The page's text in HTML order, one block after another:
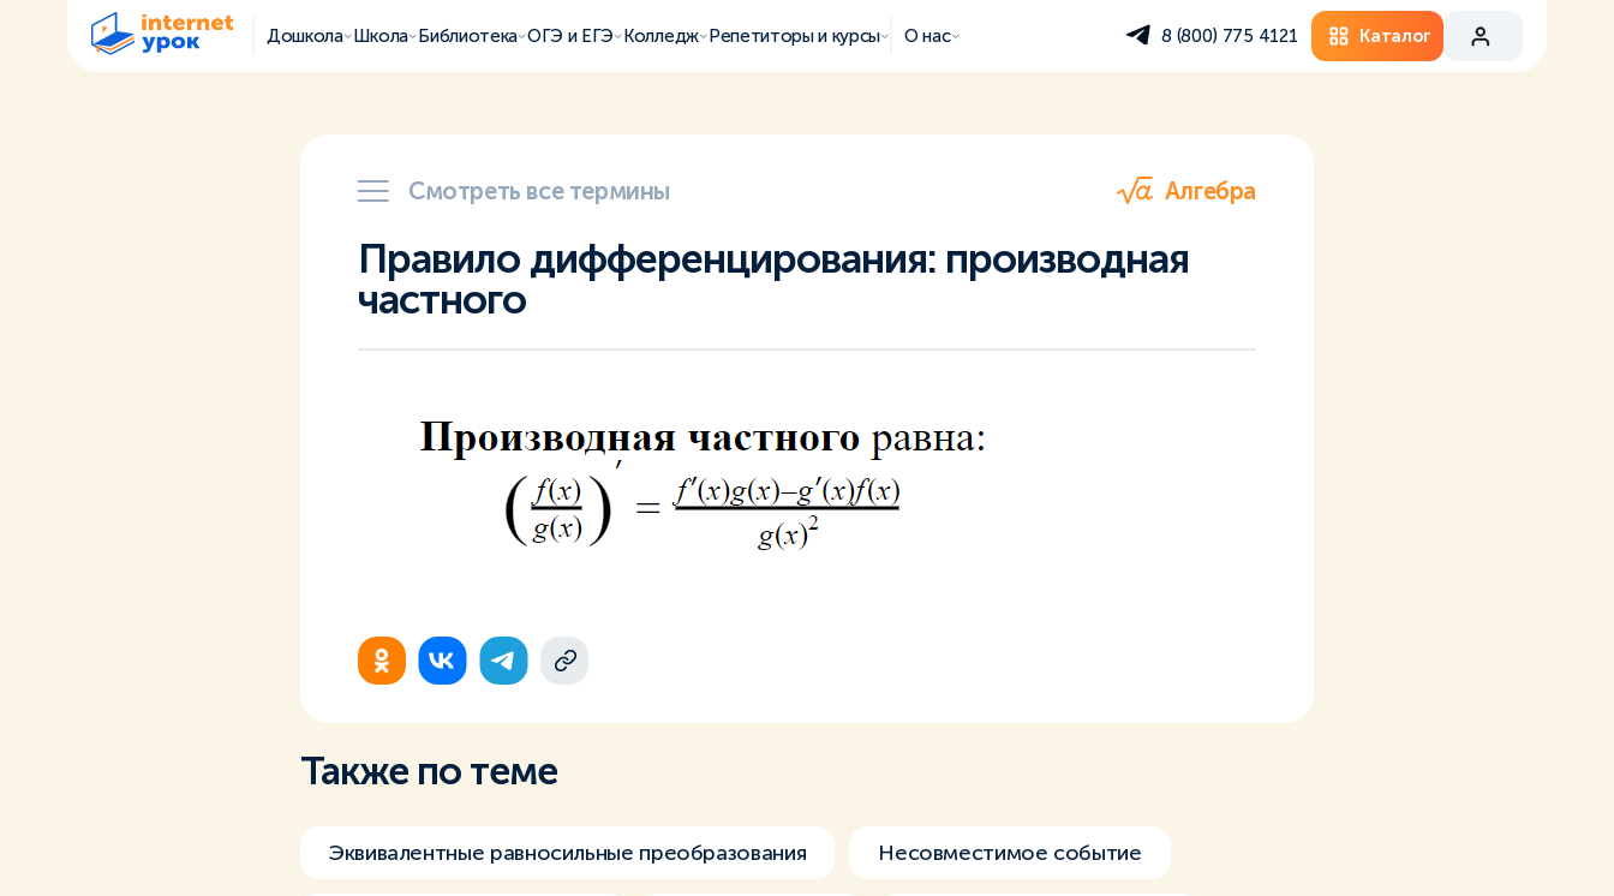
Дошкола Школа Библиотека ОГЭ и ЕГЭ Колледж Репетиторы и курсы О нас 8 (800) 775 4121 Каталог
Смотреть все термины Алгебра
Правило дифференцирования: производная
частного
Также по теме
Эквивалентные равносильные преобразования Несовместимое событие